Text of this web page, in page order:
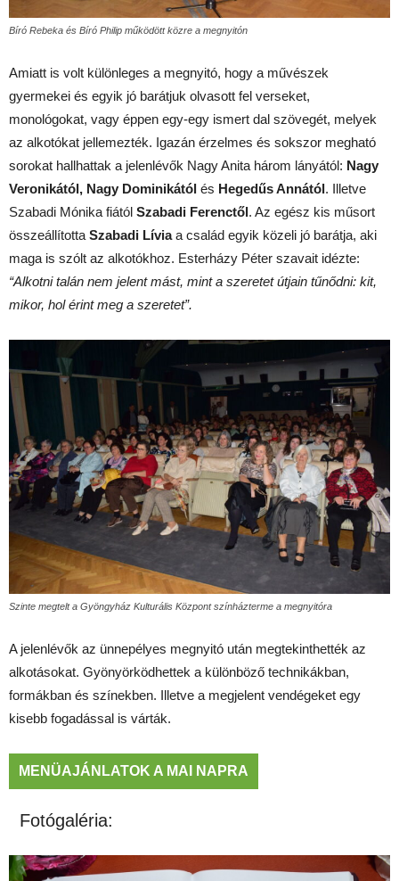
Bíró Rebeka és Bíró Philip működött közre a megnyitón
Amiatt is volt különleges a megnyitó, hogy a művészek
gyermekei és egyik jó barátjuk olvasott fel verseket,
monológokat, vagy éppen egy-egy ismert dal szövegét, melyek
az alkotókat jellemezték. Igazán érzelmes és sokszor megható
sorokat hallhattak a jelenlévők Nagy Anita három lányától: Nagy
Veronikától, Nagy Dominikától és Hegedűs Annától. Illetve
Szabadi Mónika fiától Szabadi Ferenctől. Az egész kis műsort
összeállította Szabadi Líviaa család egyik közeli jó barátja, aki
maga is szólt az alkotókhoz. Esterházy Péter szavait idézte:
“Alkotni talán nem jelent mást, mint a szeretet útjain tűnődni: kit,
mikor, hol érint meg a szeretet”.
Szinte megtelt a Gyöngyház Kulturális Központ színházterme a megnyitóra
A jelenlévők az ünnepélyes megnyitó után megtekinthették az
alkotásokat. Gyönyörködhettek a különböző technikákban,
formákban és színekben. Illetve a megjelent vendégeket egy
kisebb fogadással is várták.
MENÜAJÁNLATOK A MAI NAPRA
Fotógaléria: